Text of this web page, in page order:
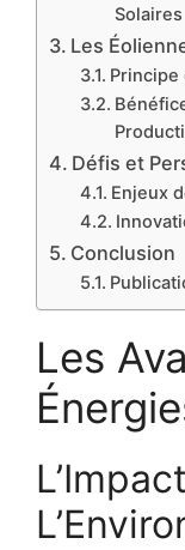
Solaires
Les
Principe
Défis et
Enjeux
Conclusion
Les